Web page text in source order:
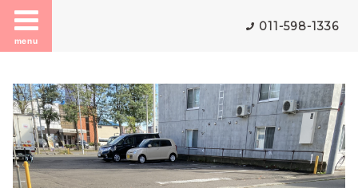
menu
011-598-1336